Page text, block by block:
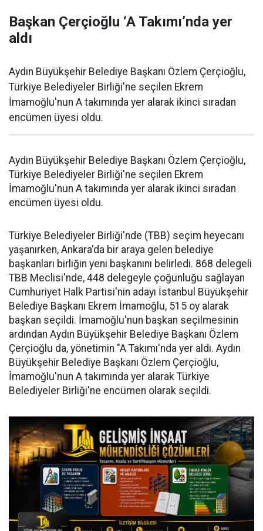
Başkan Çerçioğlu ‘A Takımı’nda yer
aldı
Aydın Büyükşehir Belediye Başkanı Özlem Çerçioğlu,
Türkiye Belediyeler Birliği'ne seçilen Ekrem
İmamoğlu'nun A takımında yer alarak ikinci sıradan
encümen üyesi oldu.
Aydın Büyükşehir Belediye Başkanı Özlem Çerçioğlu,
Türkiye Belediyeler Birliği'ne seçilen Ekrem
İmamoğlu'nun A takımında yer alarak ikinci sıradan
encümen üyesi oldu.
Türkiye Belediyeler Birliği'nde (TBB) seçim heyecanı
yaşanırken, Ankara'da bir araya gelen belediye
başkanları birliğin yeni başkanını belirledi. 868 delegeli
TBB Meclisi'nde, 448 delegeyle çoğunluğu sağlayan
Cumhuriyet Halk Partisi'nin adayı İstanbul Büyükşehir
Belediye Başkanı Ekrem İmamoğlu, 515 oy alarak
başkan seçildi. İmamoğlu'nun başkan seçilmesinin
ardından Aydın Büyükşehir Belediye Başkanı Özlem
Çerçioğlu da, yönetimin "A Takımı'nda yer aldı. Aydın
Büyükşehir Belediye Başkanı Özlem Çerçioğlu,
İmamoğlu'nun A takımında yer alarak Türkiye
Belediyeler Birliği'ne encümen olarak seçildi.